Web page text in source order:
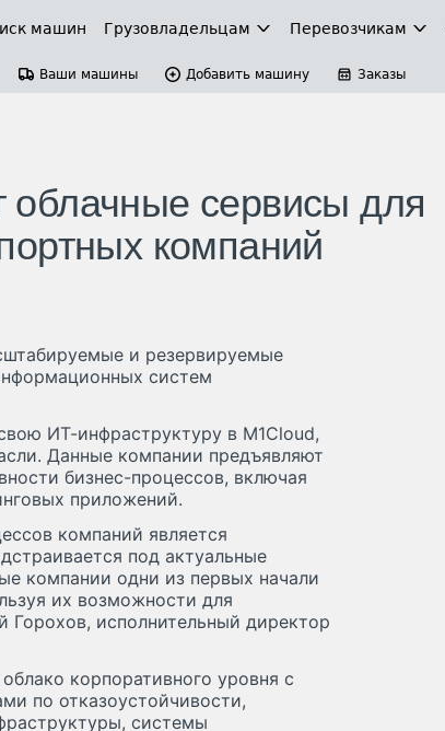
машин Грузовладельцам Перевозчикам
Ваши машины Добавить машину Заказы
облачные сервисы для
компаний
и резервируемые
систем
ИТ-инфраструктуру в M1Cloud,
Данные компании предъявляют
бизнес-процессов, включая
приложений.
компаний является
под актуальные
компании одни из первых начали
их возможности для
Горохов, исполнительный директор
корпоративного уровня с
по отказоустойчивости,
системы